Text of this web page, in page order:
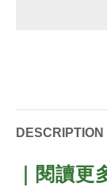
DESCRIPTION
｜閱讀更